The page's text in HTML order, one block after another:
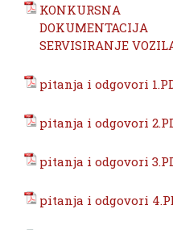
KONKURSNA
DOKUMENTACIJA
SERVISIRANJE
pitanja i odgovori
pitanja i odgovori
pitanja i odgovori
pitanja i odgovori